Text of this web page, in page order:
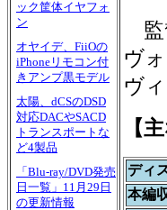
ック筐体イヤフォ
ン
オヤイデ、FiiOの
iPhoneリモコン付
きアンプ黒モデル
太陽、dCSのDSD
対応DACやSACD
トランスポートな
ど4製品
「Blu-ray/DVD発売
日一覧」11月29日
の更新情報
監
ヴ
ヴ
【
ディ
本編